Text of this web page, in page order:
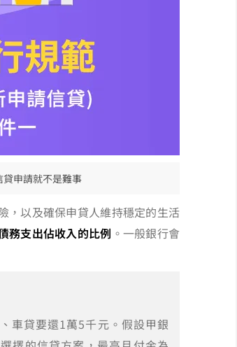
申請就不是難事
，以及確保申貸人維持穩定的生活
務支出佔收入的比例 。一般銀行會
車貸要還1萬5千元。假設甲銀